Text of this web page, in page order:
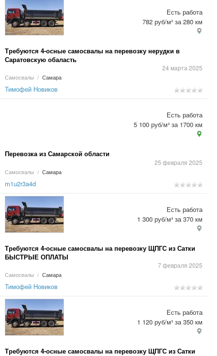
Требуются 4-осные самосвалы на перевозку нерудки в
Саратовскую обаласть
24 марта 2025
Самосвалы / Самара
Есть работа
782 руб/м³ за 280 км
Тимофей Новиков
Перевозка из Самарской области
25 февраля 2025
Самосвалы / Самара
Есть работа
5 100 руб/м³ за 1700 км
m1u2r3a4d
Требуются 4-осные самосвалы на перевозку ЩПГС из Сатки
БЫСТРЫЕ ОПЛАТЫ
7 февраля 2025
Самосвалы / Самара
Есть работа
1 300 руб/м³ за 370 км
Тимофей Новиков
Требуются 4-осные самосвалы на перевозку ЩПГС из Сатки
Есть работа
1 120 руб/м³ за 350 км